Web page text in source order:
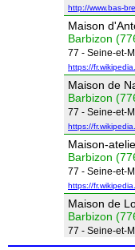
http://www.bas-
Maison
Barbizon
77 - Seine-et-
https://
Maison de
Barbizon
77 - Seine-et-
https://
Maison-
Barbizon
77 - Seine-et-
https://
Maison de
Barbizon
77 - Seine-et-